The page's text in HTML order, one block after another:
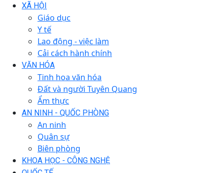
XÃ HỘI
Giáo dục
Y tế
Lao động - việc làm
Cải cách hành chính
VĂN HÓA
Tinh hoa văn hóa
Đất và người Tuyên Quang
Ẩm thực
AN NINH - QUỐC PHÒNG
An ninh
Quân sự
Biên phòng
KHOA HỌC - CÔNG NGHỆ